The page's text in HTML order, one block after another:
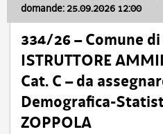
domande: 25.09.2026 12:00
334/26 – Comune
ISTRUTTORE
Cat. C – da
Demografica-
ZOPPOLA